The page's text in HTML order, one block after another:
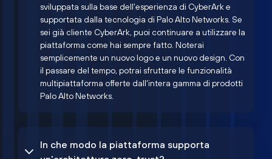
sviluppata sulla base dell'esperienza di CyberArk e
supportata dalla tecnologia di Palo Alto Networks. Se
sei già cliente CyberArk, puoi continuare a utilizzare la
piattaforma come hai sempre fatto. Noterai
semplicemente un nuovo logo e un nuovo design. Con
il passare del tempo, potrai sfruttare le funzionalità
multipiattaforma offerte dall'intera gamma di prodotti
Palo Alto Networks.
In che modo la piattaforma supporta